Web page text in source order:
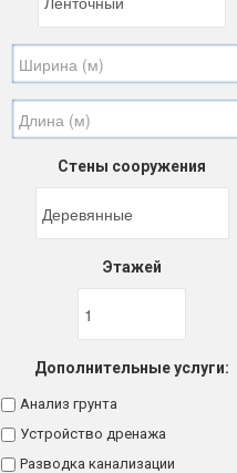
Стены сооружения
Этажей
Дополнительные услуги:
Анализ грунта
Устройство дренажа
Разводка канализации